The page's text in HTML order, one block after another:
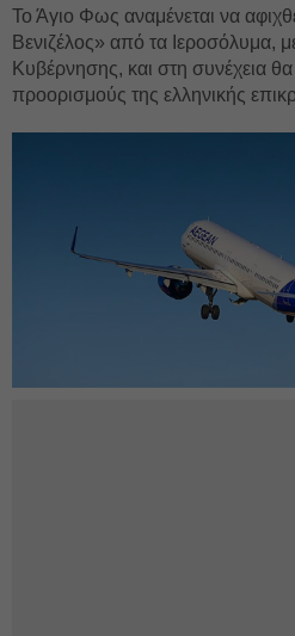
Το Άγιο Φως αναμένεται να
Βενιζέλος» από τα Ιεροσόλυμα,
Κυβέρνησης, και στη συνέχεια θα
προορισμούς της ελληνικής